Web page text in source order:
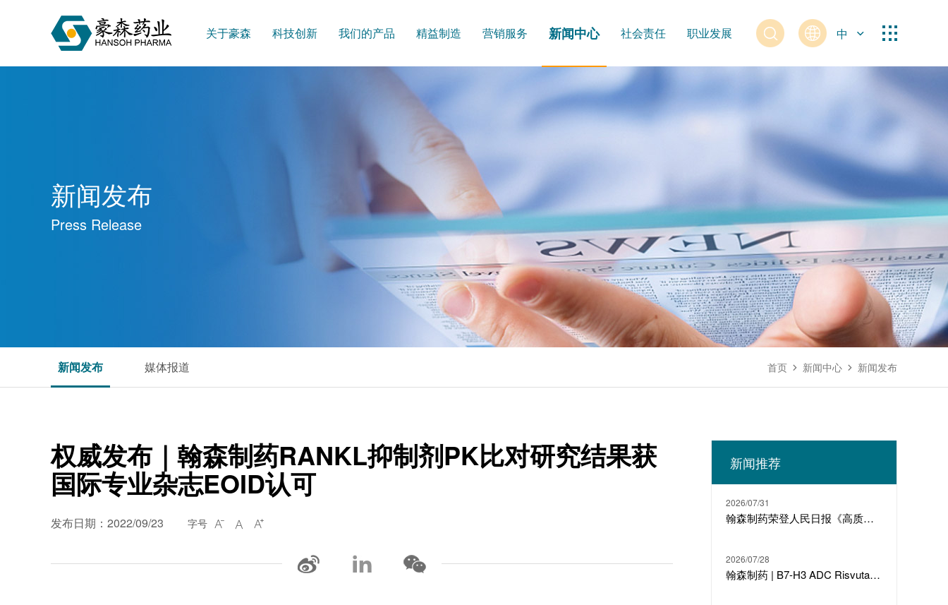
中 
关于豪森 科技创新 我们的产品 精益制造 营销服务 新闻中心 社会责任 职业发展
新闻发布
Press Release
新闻发布 媒体报道 首页  新闻中心  新闻发布
权威发布｜翰森制药RANKL抑制剂PK比对研究结果获
国际专业杂志EOID认可
发布日期：2022/09/23 字号   
新闻推荐
2026/07/31
翰森制药荣登人民日报《高质量发展故事汇》
2026/07/28
翰森制药 | B7-H3 ADC Risvutatug Rezetecan（HS-20093）骨肉瘤III期临床ARTEMIS-011达到IRC-PFS主要终点